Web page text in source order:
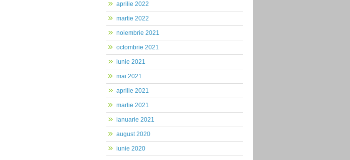
aprilie 2022
martie 2022
noiembrie 2021
octombrie 2021
iunie 2021
mai 2021
aprilie 2021
martie 2021
ianuarie 2021
august 2020
iunie 2020